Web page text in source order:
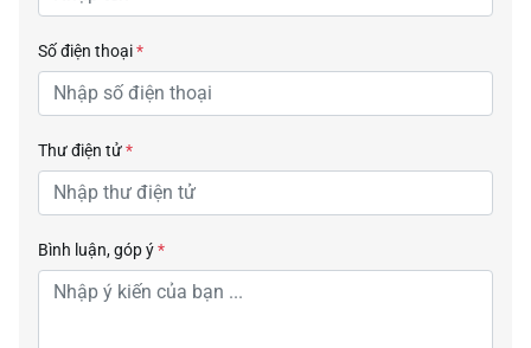
Số điện thoại*
Thư điện tử*
Bình luận, góp ý*